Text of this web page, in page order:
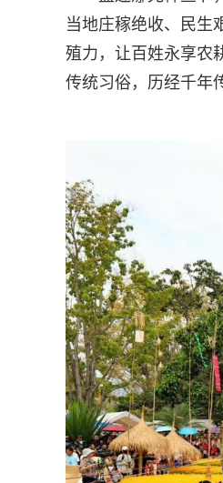
当地庄稼绝收、民生
殖力，让百姓永享农
传统习俗，历经千年